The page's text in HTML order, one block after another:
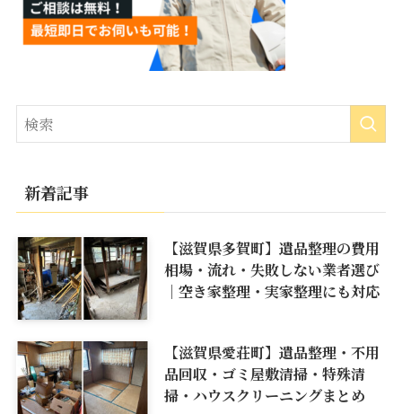
新着記事
【滋賀県多賀町】遺品整理の費用
相場・流れ・失敗しない業者選び
｜空き家整理・実家整理にも対応
【滋賀県愛荘町】遺品整理・不用
品回収・ゴミ屋敷清掃・特殊清
掃・ハウスクリーニングまとめ